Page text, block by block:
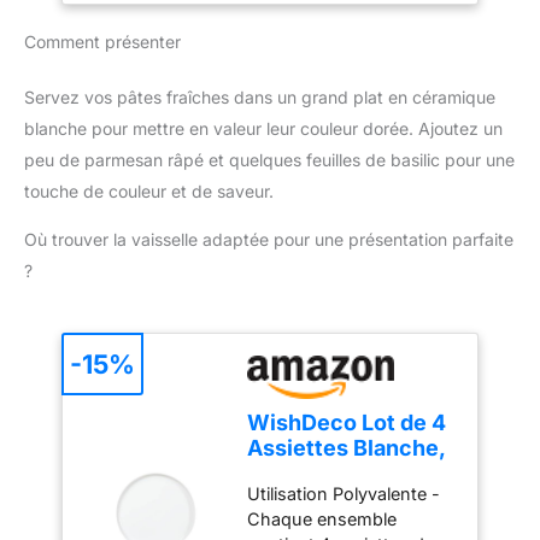
personnalisées. DESIGN
élégante, durable, avec
pièces compatibles lave-
vaisselle pour un
ÉTAPE PAR ÉTAPE :
compris des options
véganes et sans gluten.
Pasta Maker permet de
calculer la quantité de
le type de farine, pour
des résultats parfaits.
FACILE À NETTOYER :
vaisselle pour un
nettoyage facile.
RECETTES GUIDÉES
ÉTAPE PAR ÉTAPE :
HomeID pour des
recettes simples, y
Comment présenter
Servez vos pâtes fraîches dans un grand plat en céramique
blanche pour mettre en valeur leur couleur dorée. Ajoutez un
peu de parmesan râpé et quelques feuilles de basilic pour une
touche de couleur et de saveur.
Où trouver la vaisselle adaptée pour une présentation parfaite
?
WishDeco Lot de 4
Assiettes Blanche,
Porcelaine 27 cm,
Grandes Plats à
Utilisation Polyvalente -
Chaque ensemble
-15%